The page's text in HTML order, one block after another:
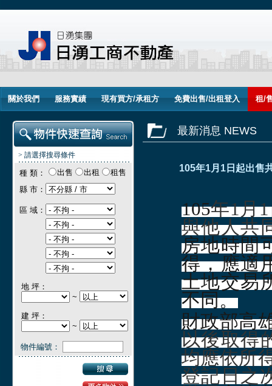
關於我們 服務實績 現有買方/承租方 免費出售/出租登入 租/
> 請選擇搜尋條件
種 類： 出售 出租
租售
縣 市：
區 域：
地 坪：
~
建 坪：
~
物件編號：
最新消息 NEWS
105年1月1日起出售
105年1月
與他人共
房地時間
得，應適
土地交易
不同。
財政部高
以後取得
均應依所
登記日之